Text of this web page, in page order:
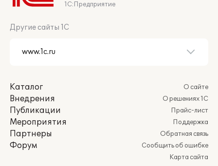
1С:Предприятие
Другие сайты 1С
Каталог
Внедрения
Публикации
Мероприятия
Партнеры
Форум
О сайте
О решениях 1С
Прайс-лист
Поддержка
Обратная связь
Сообщить об ошибке
Карта сайта